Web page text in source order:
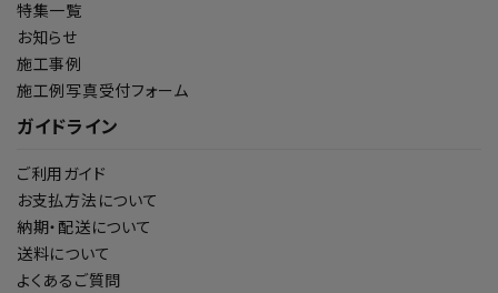
特集一覧
お知らせ
施工事例
施工例写真受付フォーム
ガイドライン
ご利用ガイド
お支払方法について
納期・配送について
送料について
よくあるご質問